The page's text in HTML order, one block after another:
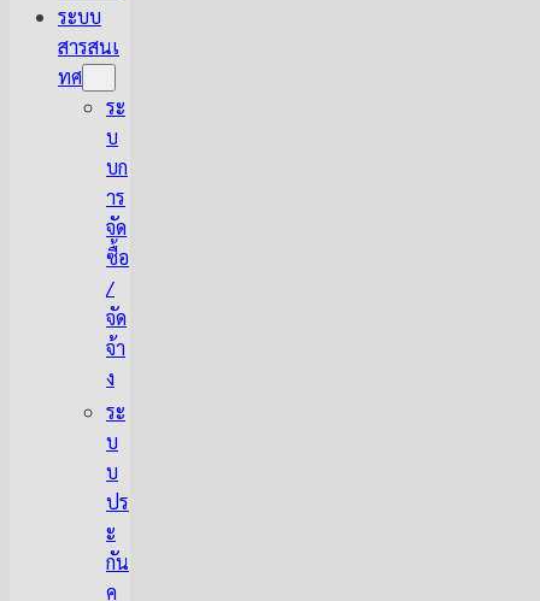
ระบบ
สารสนเ
ทศ
ระ
บ
บก
าร
จัด
ซื้อ
/
จัด
จ้า
ง
ระ
บ
บ
ปร
ะ
กัน
คุ